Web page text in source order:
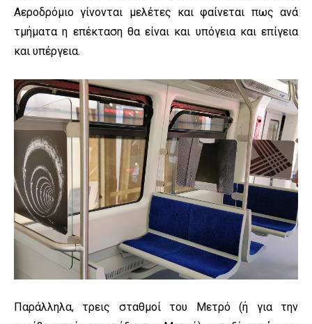
Αεροδρόμιο γίνονται μελέτες και φαίνεται πως ανά
τμήματα η επέκταση θα είναι και υπόγεια και επίγεια
και υπέργεια.
Παράλληλα, τρεις σταθμοί του Μετρό (ή για την